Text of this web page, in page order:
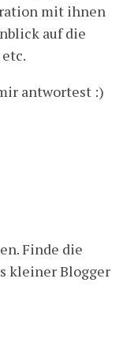
mit ihnen
auf die
antwortest :)
Finde die
kleiner Blogger